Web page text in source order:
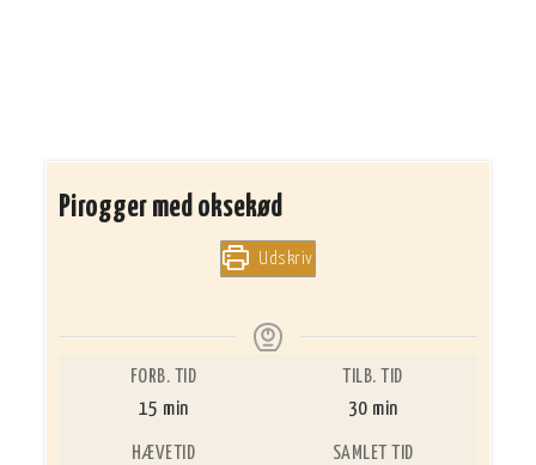
Pirogger med oksekød
Udskriv
FORB. TID
15 minutter
min
TILB. TID
30minutter
min
HÆVETID
SAMLET TID